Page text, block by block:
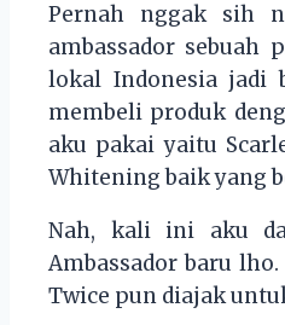
Pernah nggak sih
ambassador sebuah
lokal Indonesia jadi
membeli produk
aku pakai yaitu
Whitening baik yang
Nah, kali ini aku
Ambassador baru lho.
Twice pun diajak